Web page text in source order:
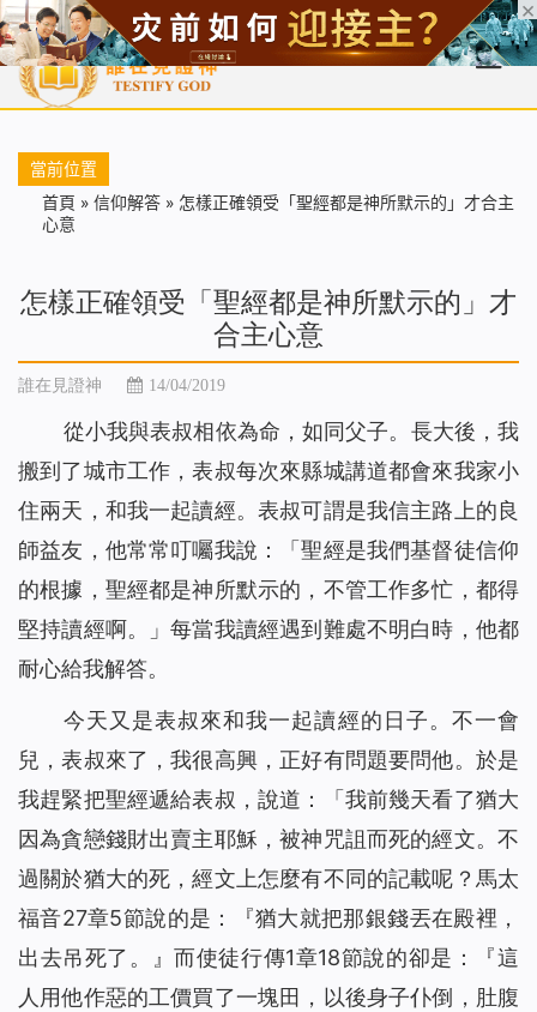
首頁 每日靈糧 天國福音 基督徒見證 信仰解答 聖經
當前位置
首頁 » 信仰解答 » 怎樣正確領受「聖經都是神所默示的」才合主
心意
怎樣正確領受「聖經都是神所默示的」才
合主心意
誰在見證神 14/04/2019
從小我與表叔相依為命，如同父子。長大後，我
搬到了城市工作，表叔每次來縣城講道都會來我家小
住兩天，和我一起讀經。表叔可謂是我信主路上的良
師益友，他常常叮囑我說：「聖經是我們基督徒信仰
的根據，聖經都是神所默示的，不管工作多忙，都得
堅持讀經啊。」每當我讀經遇到難處不明白時，他都
耐心給我解答。
今天又是表叔來和我一起讀經的日子。不一會
兒，表叔來了，我很高興，正好有問題要問他。於是
我趕緊把聖經遞給表叔，說道：「我前幾天看了猶大
因為貪戀錢財出賣主耶穌，被神咒詛而死的經文。不
過關於猶大的死，經文上怎麼有不同的記載呢？馬太
福音27章5節說的是：『猶大就把那銀錢丟在殿裡，
出去吊死了。』而使徒行傳1章18節說的卻是：『這
人用他作惡的工價買了一塊田，以後身子仆倒，肚腹